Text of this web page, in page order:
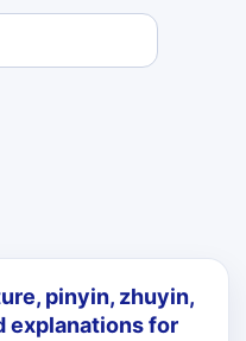
pinyin, zhuyin,
explanations for